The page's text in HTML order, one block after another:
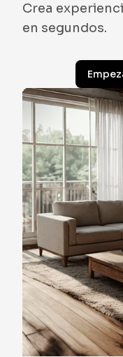
Crea
en segundos.